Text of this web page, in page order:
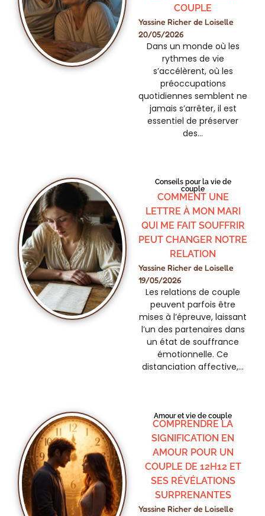
COUPLE
Yassine Richer de Loiselle
20/05/2026
Dans un monde où les
rythmes de vie
s’accélèrent, où les
préoccupations
quotidiennes semblent ne
jamais s’arrêter, il est
essentiel de préserver
des…
Conseils pour la vie de
couple
COMMENT UNE
LETTRE À MON MARI
QUI ME FAIT SOUFFRIR
PEUT CHANGER NOTRE
RELATION
Yassine Richer de Loiselle
19/05/2026
Les relations de couple
peuvent parfois être
mises à l’épreuve, laissant
l’un des partenaires dans
un état de souffrance
émotionnelle. Ce
distanciation affective,…
Amour et vie de couple
COMPRENDRE LA
SIGNIFICATION EN
AMOUR POUR UN
COUPLE DE 12H12 ET
SES RÉVÉLATIONS
SURPRENANTES
Yassine Richer de Loiselle